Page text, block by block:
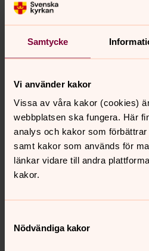
Samtycke
Vi använder kakor
Vissa av våra kakor (cookies)
webbplatsen ska fungera. Här
analys och kakor som
samt kakor som används för
länkar vidare till andra
kakor.
Nödvändiga kakor
avlidit och de som blivit
året sänds digitalt för varje
Det blir inte riktigt samma sak,
att det ändå får bli en fin stund
tända ett ljus tillsammans med
göra gudstjänsten till ett fint
Har du frågor om
med någon om de tankar och
allhelgona är du välkommen
prästerna.
Senast ändrad 29 oktober 2020
Synpunkter eller frågor